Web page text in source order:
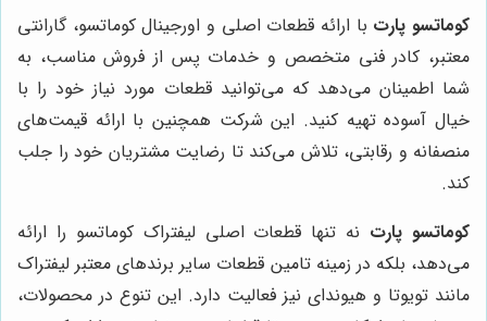
کوماتسو پارت با ارائه قطعات اصلی و اورجینال کوماتسو، گارانتی
معتبر، کادر فنی متخصص و خدمات پس از فروش مناسب، به
شما اطمینان می‌دهد که می‌توانید قطعات مورد نیاز خود را با
خیال آسوده تهیه کنید. این شرکت همچنین با ارائه قیمت‌های
منصفانه و رقابتی، تلاش می‌کند تا رضایت مشتریان خود را جلب
کند.
کوماتسو پارت نه تنها قطعات اصلی لیفتراک کوماتسو را ارائه
می‌دهد، بلکه در زمینه تامین قطعات سایر برندهای معتبر لیفتراک
مانند تویوتا و هیوندای نیز فعالیت دارد. این تنوع در محصولات،